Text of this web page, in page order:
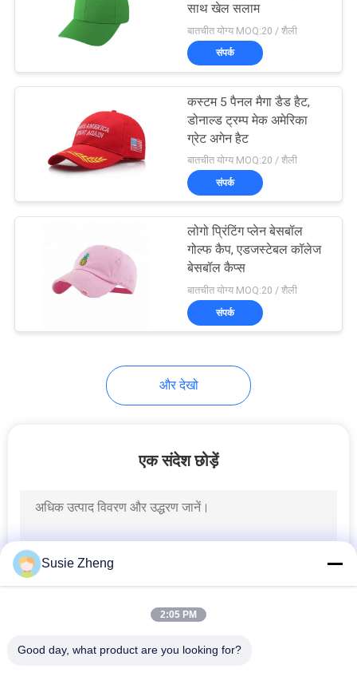
खेल पिताजी सलाम
मछुआरा बाल्टी टोपी
बुनना बेनी सलाम
सैन्य कैडेट कैप
25
साथ खेल सलाम
बातचीत योग्य MOQ:20 / शैली
संपर्क
कस्टम 5 पैनल मैगा डैड हैट,
डोनाल्ड ट्रम्प मेक अमेरिका
ग्रेट अगेन हैट
बातचीत योग्य MOQ:20 / शैली
संपर्क
लोगो प्रिंटिंग प्लेन बेसबॉल
गोल्फ कैप, एडजस्टेबल कॉलेज
बेसबॉल कैप्स
बातचीत योग्य MOQ:20 / शैली
संपर्क
और देखो
एक संदेश छोड़ें
Susie Zheng
2:05 PM
Good day, what product are you looking for?